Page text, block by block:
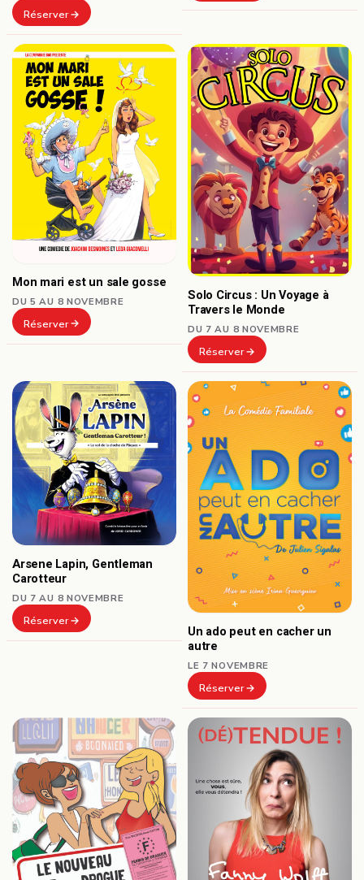
Réserver
Mon mari est un sale gosse
DU 5 AU 8 NOVEMBRE
Réserver
Solo Circus : Un Voyage à
Travers le Monde
DU 7 AU 8 NOVEMBRE
Réserver
Arsene Lapin, Gentleman
Carotteur
DU 7 AU 8 NOVEMBRE
Réserver
Un ado peut en cacher un
autre
LE 7 NOVEMBRE
Réserver